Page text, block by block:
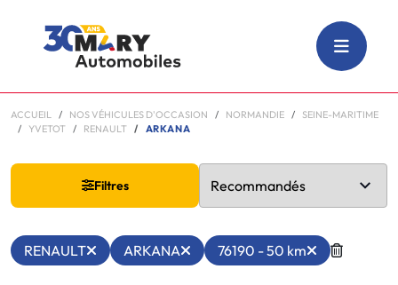
ACCUEIL NOS VÉHICULES D'OCCASION NORMANDIE
SEINE-MARITIME
YVETOT
RENAULT ARKANA
Filtres
RENAULT ARKANA 76190 - 50 km